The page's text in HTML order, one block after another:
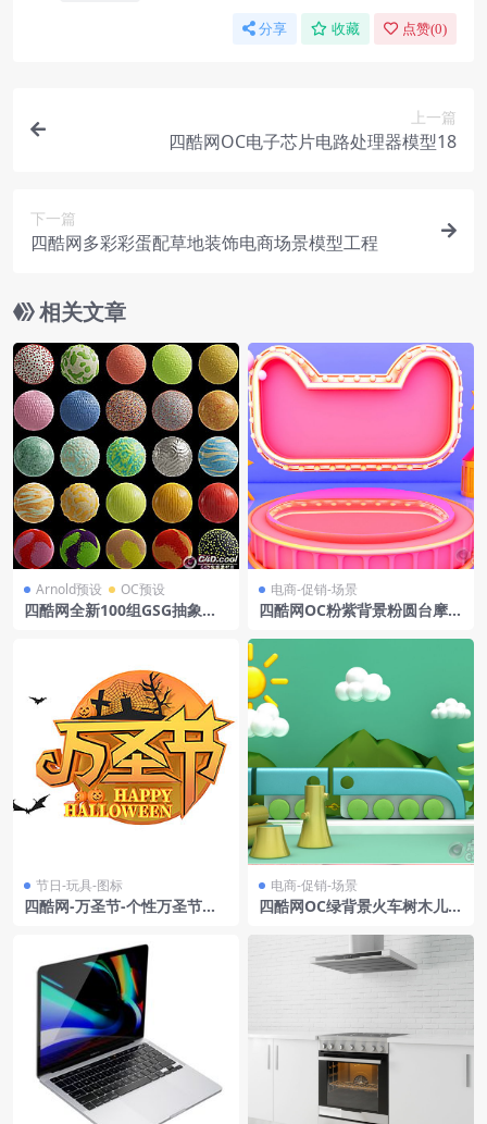
分享 收藏 点赞(0)
上一篇
四酷网OC电子芯片电路处理器模型18
下一篇
四酷网多彩彩蛋配草地装饰电商场景模型工程
相关文章
Arnold预设 OC预设
四酷网全新100组GSG抽象艺
电商-促销-场景
四酷网OC粉紫背景粉圆台摩天
节日-玩具-图标
四酷网-万圣节-个性万圣节立
电商-促销-场景
四酷网OC绿背景火车树木儿童